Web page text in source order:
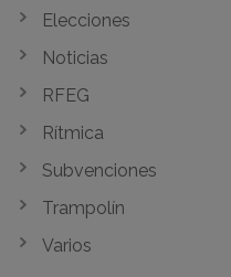
Elecciones
Noticias
RFEG
Rítmica
Subvenciones
Trampolín
Varios